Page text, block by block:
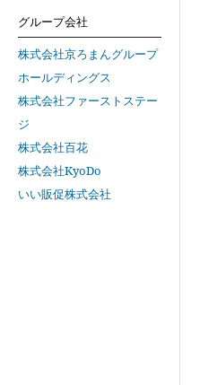
グループ会社
株式会社京ろまんグループ
ホールディングス
株式会社ファーストステー
ジ
株式会社百花
株式会社KyoDo
いい販促株式会社